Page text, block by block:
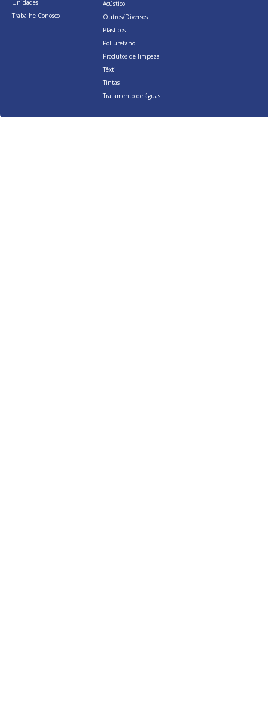
Unidades
Trabalhe Conosco
Acústico
Outros/Diversos
Plásticos
Poliuretano
Produtos de limpeza
Têxtil
Tintas
Tratamento de águas